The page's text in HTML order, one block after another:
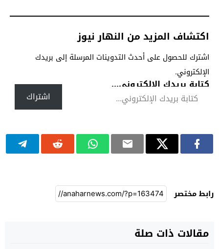
اكتشاف المزيد من النهار نيوز
اشترك للحصول على أحدث التدوينات المرسلة إلى بريدك
الإلكتروني.
كتابة بريدك الإلكتروني...
اشتراك
رابط مختصر
مقالات ذات صلة